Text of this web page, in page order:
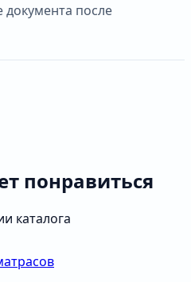
документа после
понравиться
каталога